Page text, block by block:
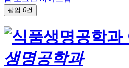
팝업 0건
생명공학과